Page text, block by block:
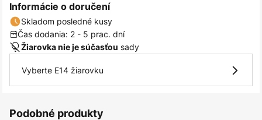
Informácie o doručení
Skladom posledné kusy
Čas dodania: 2 - 5 prac. dní
Žiarovka nie je súčasťou sady
Vyberte E14 žiarovku
Podobné produkty